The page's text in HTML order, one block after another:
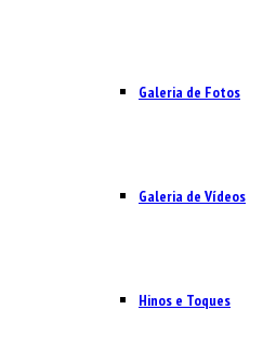
Galeria de Fotos
Galeria de Vídeos
Hinos e Toques